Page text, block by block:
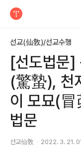
선교(仙敎)/선교수행
[선도법문]
(驚蟄), 천
이 모묘(冒
법문
선교仙敎 2022. 3. 21.